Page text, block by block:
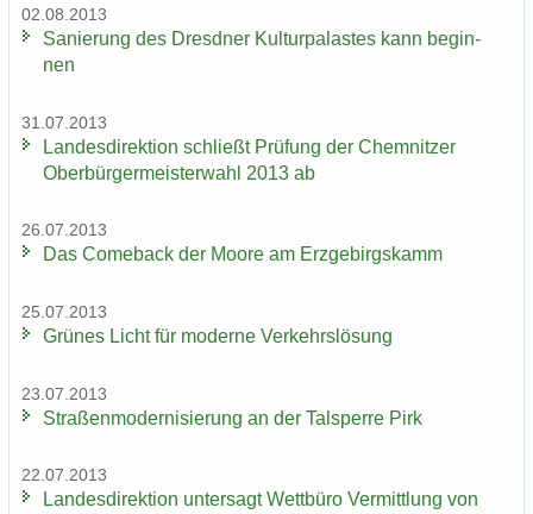
02.08.2013
Sa­nie­rung des Dresd­ner Kul­tur­pa­las­tes kann be­gin­
nen
31.07.2013
Lan­des­di­rek­ti­on schließt Prü­fung der Chem­nit­zer
Ober­bür­ger­meis­ter­wahl 2013 ab
26.07.2013
Das Come­back der Moore am Erz­ge­birgs­kamm
25.07.2013
Grü­nes Licht für mo­der­ne Ver­kehrs­lö­sung
23.07.2013
Stra­ßen­mo­der­ni­sie­rung an der Tal­sper­re Pirk
22.07.2013
Lan­des­di­rek­ti­on un­ter­sagt Wett­bü­ro Ver­mitt­lung von